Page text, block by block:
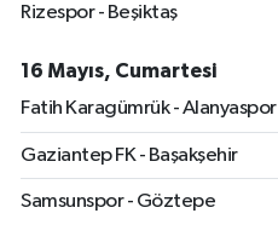
Rizespor - Beşiktaş
16 Mayıs, Cumartesi
Fatih Karagümrük - Alanyaspor
Gaziantep FK - Başakşehir
Samsunspor - Göztepe